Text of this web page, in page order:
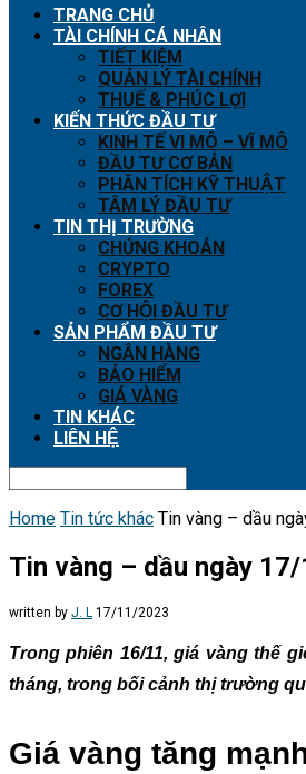
TRANG CHỦ
TÀI CHÍNH CÁ NHÂN
TIẾT KIỆM
QUẢN LÝ TÀI CHÍNH
THUẾ & PHÚC LỢI
KIẾN THỨC ĐẦU TƯ
KINH TẾ VI MÔ – VĨ MÔ
ĐẦU TƯ CƠ BẢN
PHÂN TÍCH KỸ THUẬT
TÂM LÝ ĐẦU TƯ
TIN THỊ TRƯỜNG
CHỨNG KHOÁN
CRYPTO
FOREX
CƠ HỘI ĐẦU TƯ
SẢN PHẨM ĐẦU TƯ
NGÂN HÀNG
BẢO HIỂM
GIÁ VÀNG
TIN KHÁC
LIÊN HỆ
Home Tin tức khác Tin vàng – dầu
Tin vàng – dầu ngày
written by J. L 17/11/2023
Trong phiên 16/11, giá vàng thế
tháng, trong bối cảnh thị trường
Giá vàng tăng